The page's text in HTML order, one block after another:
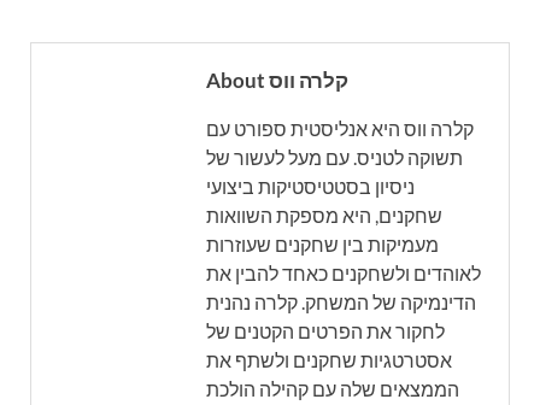
About קלרה ווס
קלרה ווס היא אנליסטית ספורט עם
תשוקה לטניס. עם מעל לעשור של
ניסיון בסטטיסטיקות ביצועי
שחקנים, היא מספקת השוואות
מעמיקות בין שחקנים שעוזרות
לאוהדים ולשחקנים כאחד להבין את
הדינמיקה של המשחק. קלרה נהנית
לחקור את הפרטים הקטנים של
אסטרטגיות שחקנים ולשתף את
הממצאים שלה עם קהילה הולכת